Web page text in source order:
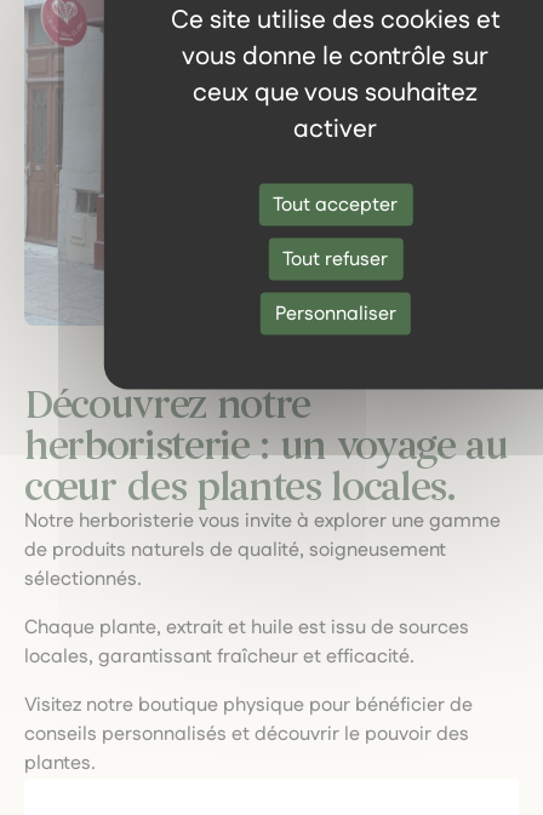
Ce site utilise des cookies et
vous donne le contrôle sur
ceux que vous souhaitez
activer
Tout accepter
Tout refuser
Personnaliser
Découvrez notre
herboristerie : un voyage au
cœur des plantes locales.
Notre herboristerie vous invite à explorer une gamme
de produits naturels de qualité, soigneusement
sélectionnés.
Chaque plante, extrait et huile est issu de sources
locales, garantissant fraîcheur et efficacité.
Visitez notre boutique physique pour bénéficier de
conseils personnalisés et découvrir le pouvoir des
plantes.